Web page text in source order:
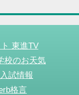
東進TV
校のお天気
試情報
格言